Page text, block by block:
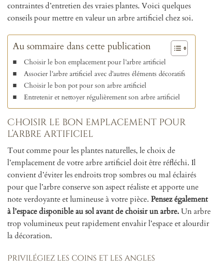
contraintes d’entretien des vraies plantes. Voici quelques
conseils pour mettre en valeur un arbre artificiel chez soi.
Au sommaire dans cette publication
Choisir le bon emplacement pour l’arbre artificiel
Associer l’arbre artificiel avec d’autres éléments décoratifs
Choisir le bon pot pour son arbre artificiel
Entretenir et nettoyer régulièrement son arbre artificiel
Choisir le bon emplacement pour
l’arbre artificiel
Tout comme pour les plantes naturelles, le choix de
l’emplacement de votre arbre artificiel doit être réfléchi. Il
convient d’éviter les endroits trop sombres ou mal éclairés
pour que l’arbre conserve son aspect réaliste et apporte une
note verdoyante et lumineuse à votre pièce. Pensez également
à l’espace disponible au sol avant de choisir un arbre.Un arbre
trop volumineux peut rapidement envahir l’espace et alourdir
la décoration.
Privilégiez les coins et les angles